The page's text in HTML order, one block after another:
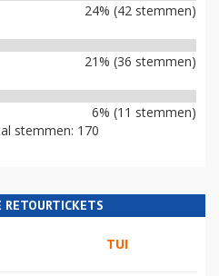
24% (42 stemmen)
21% (36 stemmen)
6% (11 stemmen)
stemmen: 170
RETOURTICKETS
TUI